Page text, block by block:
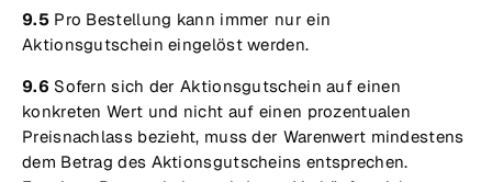
9.5Pro Bestellung kann immer nur ein
Aktionsgutschein eingelöst werden.
9.6 Sofern sich der Aktionsgutschein auf einen
konkreten Wert und nicht auf einen prozentualen
Preisnachlass bezieht, muss der Warenwert mindestens
dem Betrag des Aktionsgutscheins entsprechen.